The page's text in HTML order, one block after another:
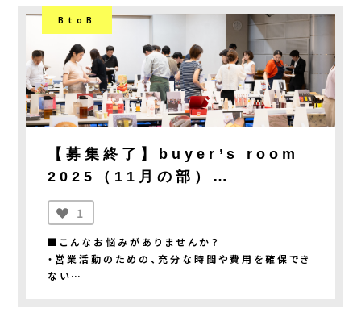
能
※エントリー費とは別途、商品サンプルの提供が必
要となります。
※CANVASに登録した商工会の会員か否かの情
報に不備が確認された場合、差額分の費用の返
金・徴収をさせていただきます。
ページ下部『募集資料をDLする』から資料をダウ
ンロードして確認後、『今すぐ申し込む』からお申込
みください。
※『今すぐ申し込む』ボタンは申込期間のみ表示さ
れます。
※ 申し込みには、CANVASのアカウント作成（無
料）が必要です。アカウント作成方法や申し込み方
法の詳細については、募集資料一式の中にある
②FOODEX JAPAN 2027
場所 ：東京ビッグサイト
出展料：商工会会員 3.3万円（税込）、一般 9.9
万円（税込）
※旅費、送料や仮設電源工事費、電気使用量等は
別途、事業者負担
※その他、出展費に含まれる基本設備やオプション
費用等は募集開始時にご案内いたします。
■申込対象
中小企業・小規模事業者
食品の製造・卸業者であること
は任意とします。FOODEXのみの出展は不可。
※出展を希望する事業者の中から、商品の特性や
市場適合性、今後の輸出展開の可能性等を総合的
ない。
■「buyer's one」なら解決できます！
・目利きのプロであるバイヤーから、商品づくりを
学べる。
・開発・改良した商品は、バイヤー企業の売場で販
売を前提。
・審査会型ビジネスマッチング「buyer’s room」
への無償参加特典で、さらなる販路拡大チャンス。
■「buyer's one」の実績
い、総額2,225万円の売上実績となりました
（2026年1月時点）。
詳細は募集資料をダウンロードのうえ、ご確認くだ
さい。
BtoB
【募集終了】buyer’s room
2025（11月の部）
【〆切：9/30(火）17:00】
1
■こんなお悩みがありませんか？
・営業活動のための、充分な時間や費用を確保でき
ない